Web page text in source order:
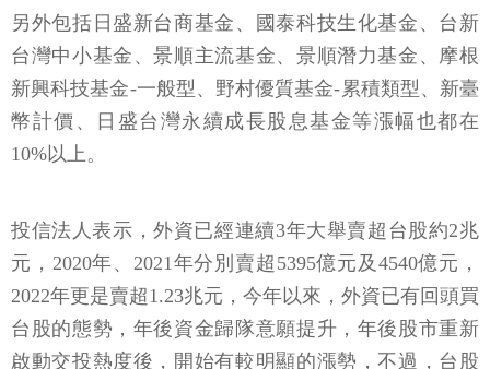
另外包括日盛新台商基金、國泰科技生化基金、台新
台灣中小基金、景順主流基金、景順潛力基金、摩根
新興科技基金-一般型、野村優質基金-累積類型、新臺
幣計價、日盛台灣永續成長股息基金等漲幅也都在
10%以上。
投信法人表示，外資已經連續3年大舉賣超台股約2兆
元，2020年、2021年分別賣超5395億元及4540億元，
2022年更是賣超1.23兆元，今年以來，外資已有回頭買
台股的態勢，年後資金歸隊意願提升，年後股市重新
啟動交投熱度後，開始有較明顯的漲勢，不過，台股